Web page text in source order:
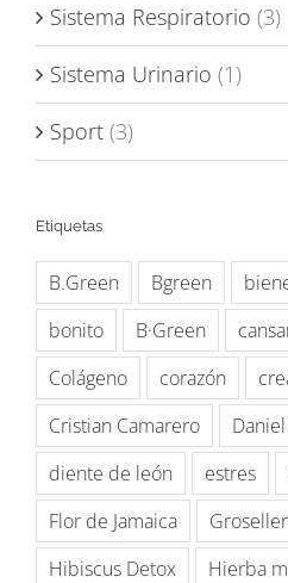
Sistema Respiratorio (3)
Sistema Urinario (1)
Sport (3)
Etiquetas
B.Green Bgreen
bonito
B·Green
Colágeno
corazón
Cristian Camarero
diente de león
estres
Flor de Jamaica
Hibiscus Detox
Hierba